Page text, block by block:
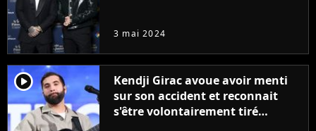
3 mai 2024
player2
Kendji Girac avoue avoir menti
sur son accident et reconnait
s'être volontairement tiré